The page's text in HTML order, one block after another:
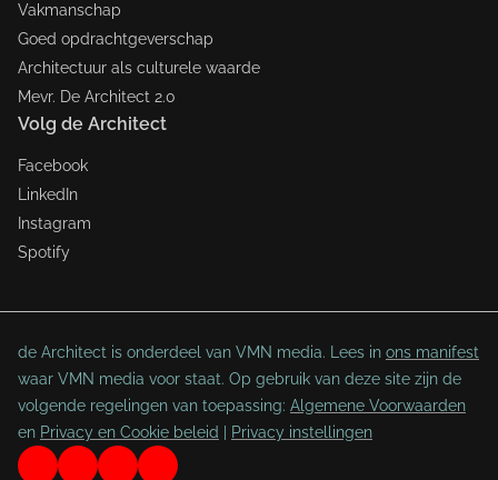
Vakmanschap
Goed opdrachtgeverschap
Architectuur als culturele waarde
Mevr. De Architect 2.0
Volg de Architect
Facebook
LinkedIn
Instagram
Spotify
de Architect is onderdeel van VMN media. Lees in ons manifest
waar VMN media voor staat. Op gebruik van deze site zijn de
volgende regelingen van toepassing: Algemene Voorwaarden
en Privacy en Cookie beleid Privacy instellingen